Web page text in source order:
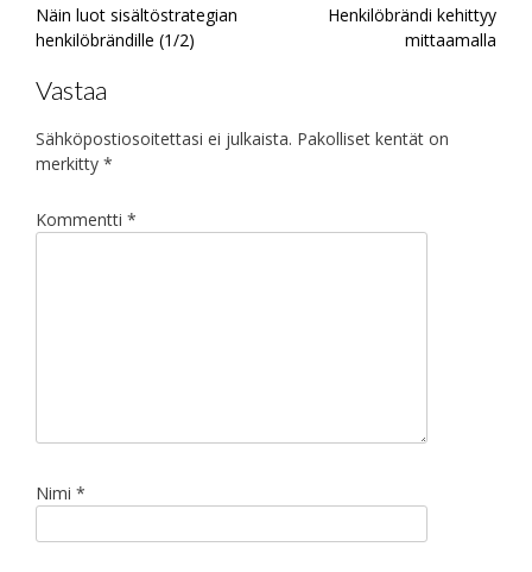
Post
navigation
Näin luot sisältöstrategian
henkilöbrändille (1/2)
Henkilöbrändi kehittyy
mittaamalla
Vastaa
Sähköpostiosoitettasi ei julkaista. Pakolliset kentät on
merkitty *
Kommentti *
Nimi *